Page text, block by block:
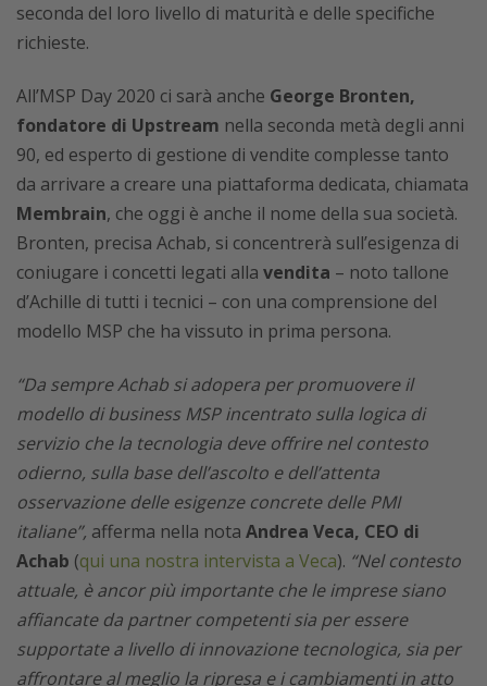
seconda del loro livello di maturità e delle specifiche
richieste.
All’MSP Day 2020 ci sarà anche George Bronten,
fondatore di Upstream nella seconda metà degli anni
90, ed esperto di gestione di vendite complesse tanto
da arrivare a creare una piattaforma dedicata, chiamata
Membrain, che oggi è anche il nome della sua società.
Bronten, precisa Achab, si concentrerà sull’esigenza di
coniugare i concetti legati alla vendita – noto tallone
d’Achille di tutti i tecnici – con una comprensione del
modello MSP che ha vissuto in prima persona.
“Da sempre Achab si adopera per promuovere il
modello di business MSP incentrato sulla logica di
servizio che la tecnologia deve offrire nel contesto
odierno, sulla base dell’ascolto e dell’attenta
osservazione delle esigenze concrete delle PMI
italiane”, afferma nella nota Andrea Veca, CEO di
Achab (qui una nostra intervista a Veca). “Nel contesto
attuale, è ancor più importante che le imprese siano
affiancate da partner competenti sia per essere
supportate a livello di innovazione tecnologica, sia per
affrontare al meglio la ripresa e i cambiamenti in atto